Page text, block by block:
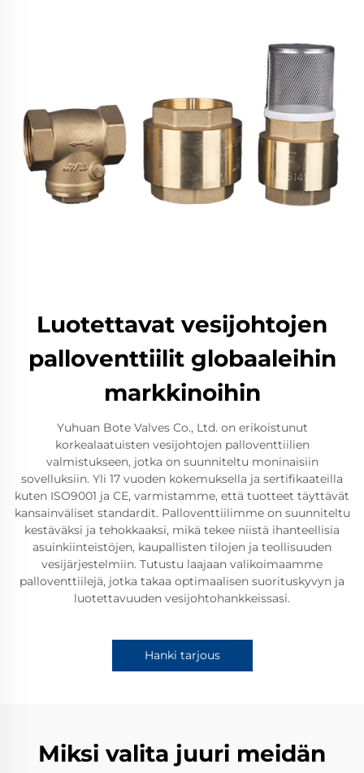
Luotettavat vesijohtojen
palloventtiilit globaaleihin
markkinoihin
Yuhuan Bote Valves Co., Ltd. on erikoistunut
korkealaatuisten vesijohtojen palloventtiilien
valmistukseen, jotka on suunniteltu moninaisiin
sovelluksiin. Yli 17 vuoden kokemuksella ja sertifikaateilla
kuten ISO9001 ja CE, varmistamme, että tuotteet täyttävät
kansainväliset standardit. Palloventtiilimme on suunniteltu
kestäväksi ja tehokkaaksi, mikä tekee niistä ihanteellisia
asuinkiinteistöjen, kaupallisten tilojen ja teollisuuden
vesijärjestelmiin. Tutustu laajaan valikoimaamme
palloventtiilejä, jotka takaa optimaalisen suorituskyvyn ja
luotettavuuden vesijohtohankkeissasi.
Hanki tarjous
Miksi valita juuri meidän